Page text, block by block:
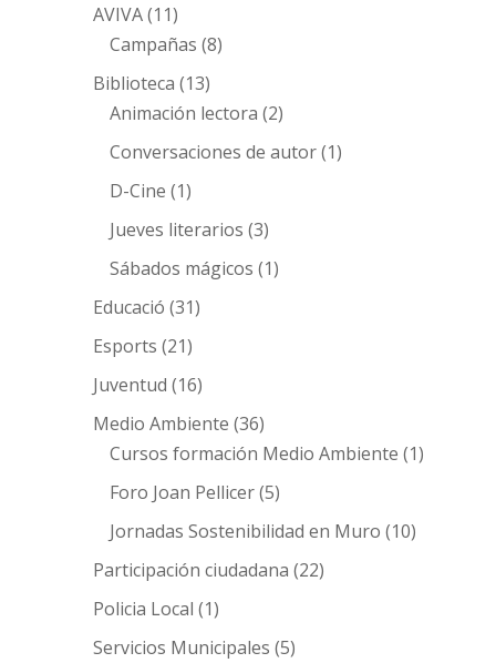
AVIVA(11)
Campañas (8)
Biblioteca (13)
Animación lectora (2)
Conversaciones de autor(1)
D-Cine (1)
Jueves literarios (3)
Sábados mágicos (1)
Educació (31)
Esports (21)
Juventud (16)
Medio Ambiente (36)
Cursos formación Medio Ambiente (1)
Foro Joan Pellicer(5)
Jornadas Sostenibilidad en Muro (10)
Participación ciudadana (22)
Policia Local (1)
Servicios Municipales (5)